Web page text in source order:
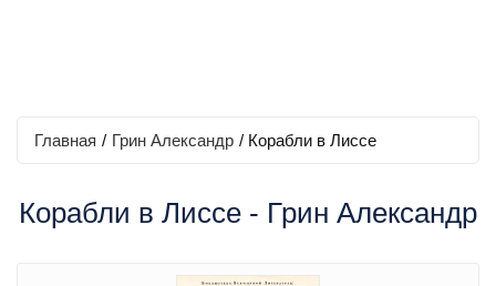
Главная / Грин Александр / Корабли в Лиссе
Корабли в Лиссе - Грин Александр